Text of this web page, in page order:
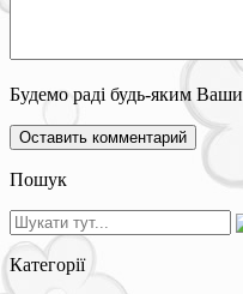
Будемо раді будь-яким
Пошук
Категорії